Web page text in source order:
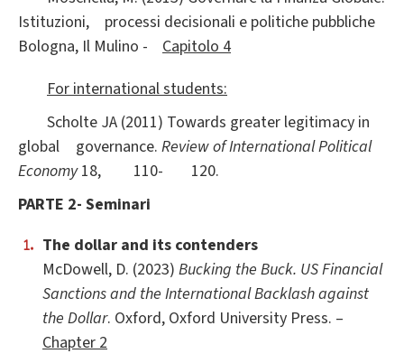
Istituzioni,
processi decisionali e politiche pubbliche
Bologna, Il Mulino -
Capitolo 4
For international students:
Scholte JA (2011) Towards greater legitimacy in
global
governance. Review of International Political
Economy18, 110-
120.
PARTE 2- Seminari
The dollar and its contenders
McDowell, D. (2023) Bucking the Buck. US Financial
Sanctions and the International Backlash against
the Dollar. Oxford, Oxford University Press. –
Chapter 2